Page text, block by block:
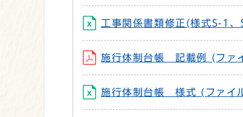
工事関係書類修正(様式S-1
施行体制台帳 記載例 (フ
施行体制台帳 様式 (ファ